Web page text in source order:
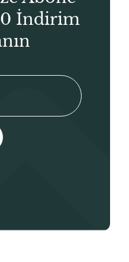
İndirim